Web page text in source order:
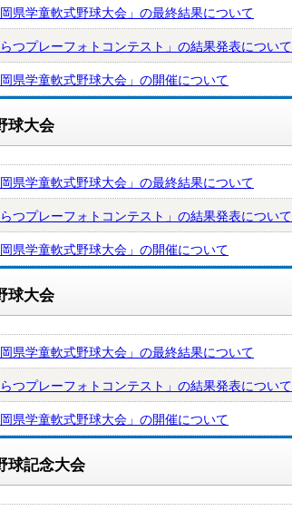
県学童軟式野球大会」の最終結果について
つプレーフォトコンテスト」の結果発表について
県学童軟式野球大会」の開催について
球大会
県学童軟式野球大会」の最終結果について
つプレーフォトコンテスト」の結果発表について
県学童軟式野球大会」の開催について
球大会
県学童軟式野球大会」の最終結果について
つプレーフォトコンテスト」の結果発表について
県学童軟式野球大会」の開催について
球記念大会